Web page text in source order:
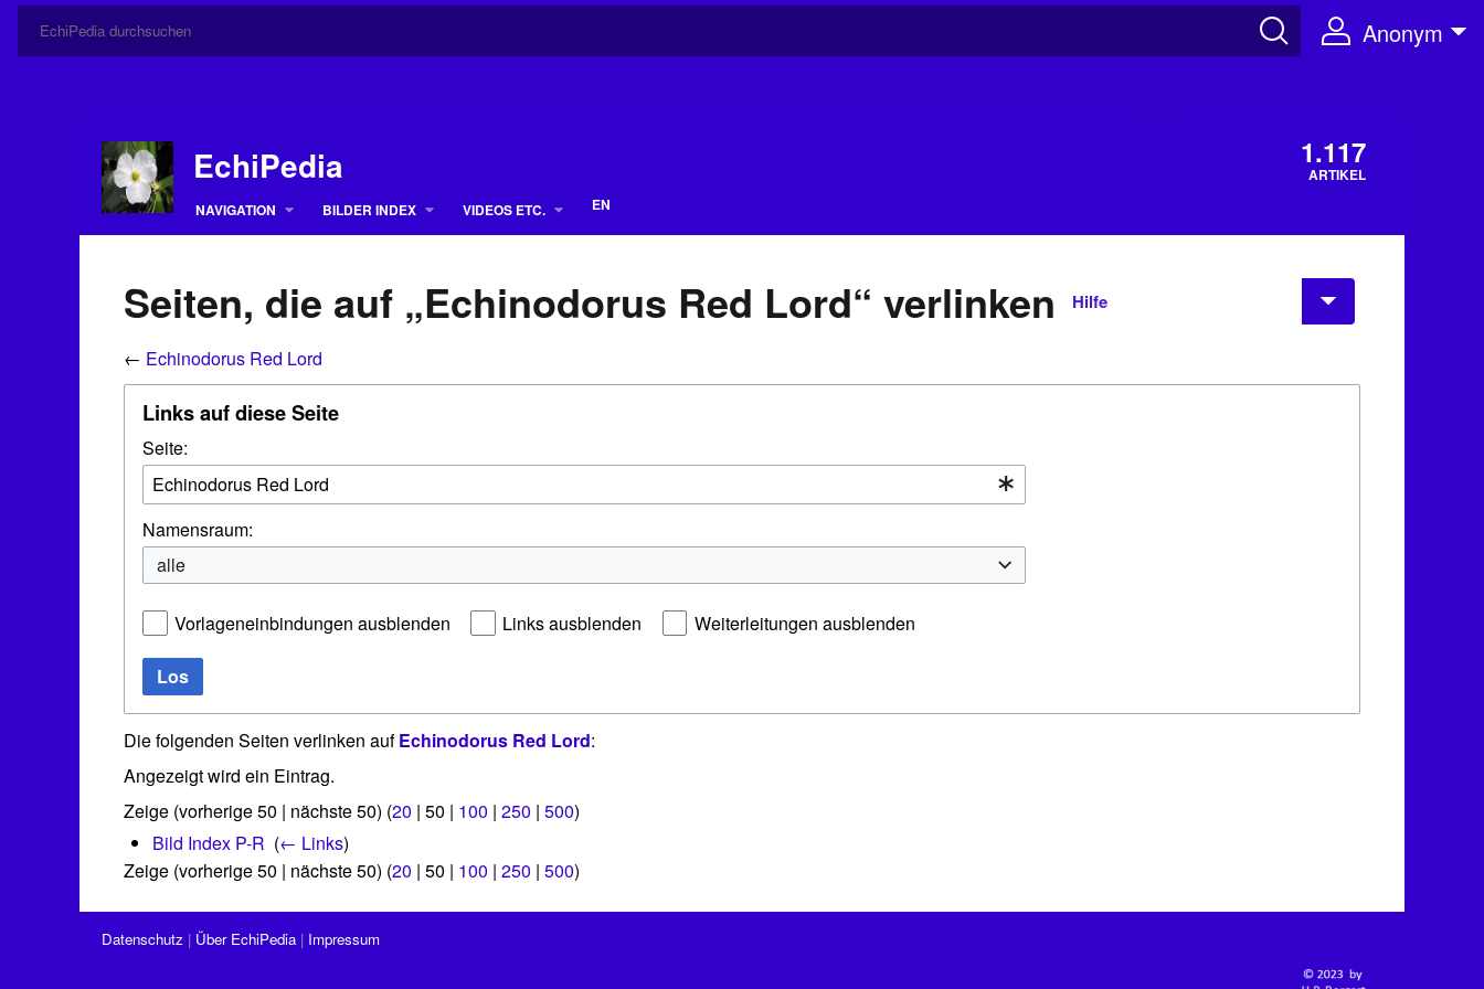
Anonym
EchiPedia 1.117
ARTIKEL
NAVIGATION
BILDER INDEX VIDEOS ETC. EN
Seiten, die auf „Echinodorus Red Lord“ verlinken Hilfe
← Echinodorus Red Lord
Links auf diese Seite
Seite:
Namensraum:
alle
Vorlageneinbindungen ausblenden Links ausblenden Weiterleitungen ausblenden
Los
Die folgenden Seiten verlinken aufEchinodorus Red Lord:
Angezeigt wird ein Eintrag.
Zeige (vorherige 50 | nächste 50) (20 | 50 | 100 | 250 | 500)
Bild Index P-R (← Links)
Zeige (vorherige 50 | nächste 50) (20 | 50 | 100 | 250 | 500)
Datenschutz Über EchiPedia Impressum